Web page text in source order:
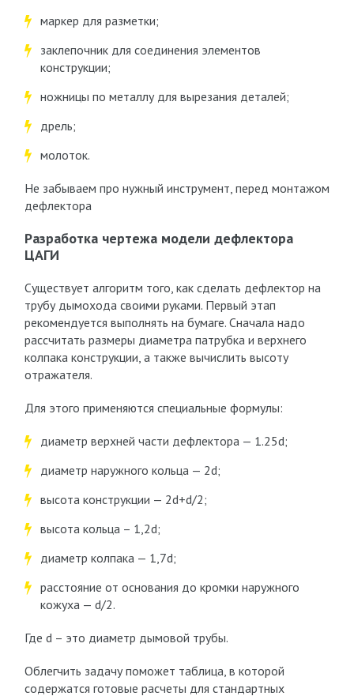
маркер для разметки;
заклепочник для соединения элементов
конструкции;
ножницы по металлу для вырезания деталей;
дрель;
молоток.
Не забываем про нужный инструмент, перед монтажом
дефлектора
Разработка чертежа модели дефлектора
ЦАГИ
Существует алгоритм того, как сделать дефлектор на
трубу дымохода своими руками. Первый этап
рекомендуется выполнять на бумаге. Сначала надо
рассчитать размеры диаметра патрубка и верхнего
колпака конструкции, а также вычислить высоту
отражателя.
Для этого применяются специальные формулы:
диаметр верхней части дефлектора — 1.25d;
диаметр наружного кольца — 2d;
высота конструкции — 2d+d/2;
высота кольца – 1,2d;
диаметр колпака — 1,7d;
расстояние от основания до кромки наружного
кожуха — d/2.
Где d – это диаметр дымовой трубы.
Облегчить задачу поможет таблица, в которой
содержатся готовые расчеты для стандартных